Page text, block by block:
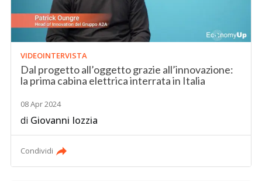
VIDEOINTERVISTA
Dal progetto all’oggetto grazie all’innovazione:
la prima cabina elettrica interrata in Italia
08 Apr 2024
di Giovanni Iozzia
Condividi